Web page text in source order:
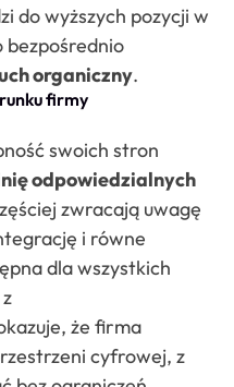
do wyższych pozycji w
bezpośrednio
organiczny.
firmy
swoich stron
odpowiedzialnych
zwracają uwagę
i równe
dla wszystkich
że firma
cyfrowej, z